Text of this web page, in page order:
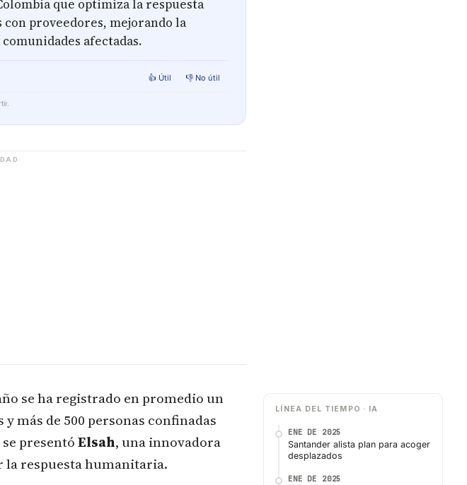
que optimiza la respuesta
proveedores, mejorando la
afectadas.
👍 Útil 👎 No útil
se ha registrado en promedio un
más de 500 personas confinadas
presentóElsah, una innovadora
respuesta humanitaria.
LÍNEA DEL TIEMPO · IA
ENE DE 2025
Santander alista plan para acoger
desplazados
ENE DE 2025